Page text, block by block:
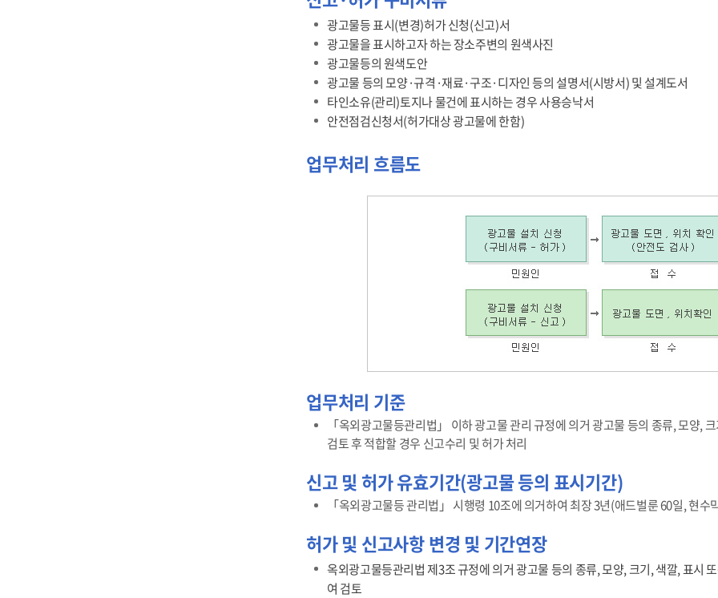
광고물등 표시(변경)허가 신청(신고)서
광고물을 표시하고자 하는 장소주변의 원색사진
광고물등의 원색도안
광고물 등의 모양·규격·재료·구조·디자인 등의 설명서(시방서) 및 설계도서
타인소유(관리)토지나 물건에 표시하는 경우 사용승낙서
안전점검신청서(허가대상 광고물에 한함)
업무처리 흐름도
업무처리 기준
「옥외광고물등관리법」 이하 광고물 관리 규정에 의거 광고물 등의 종류, 모양,
검토 후 적합할 경우 신고수리 및 허가 처리
신고 및 허가 유효기간(광고물 등의 표시기간)
「옥외광고물등 관리법」 시행령 10조에 의거하여 최장 3년(애드벌룬 60일, 현수
허가 및 신고사항 변경 및 기간연장
옥외광고물등관리법 제3조 규정에 의거 광고물 등의 종류, 모양, 크기, 색깔, 표시
여 검토